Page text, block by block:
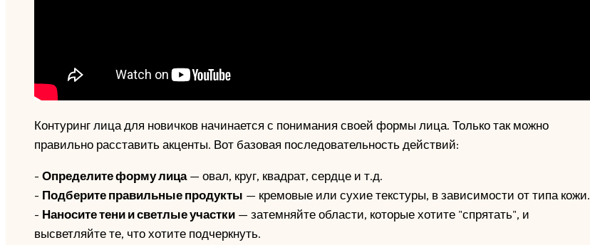
Контуринг лица для новичков начинается с понимания своей формы лица. Только так можно
правильно расставить акценты. Вот базовая последовательность действий:
- Определите форму лица— овал, круг, квадрат, сердце и т.д.
- Подберите правильные продукты — кремовые или сухие текстуры, в зависимости от типа кожи.
- Наносите тени и светлые участки — затемняйте области, которые хотите "спрятать", и
высветляйте те, что хотите подчеркнуть.